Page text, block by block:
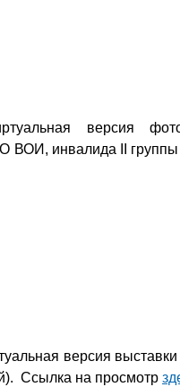
версия
ВОИ, инвалида II
версия
Ссылка на просмотр